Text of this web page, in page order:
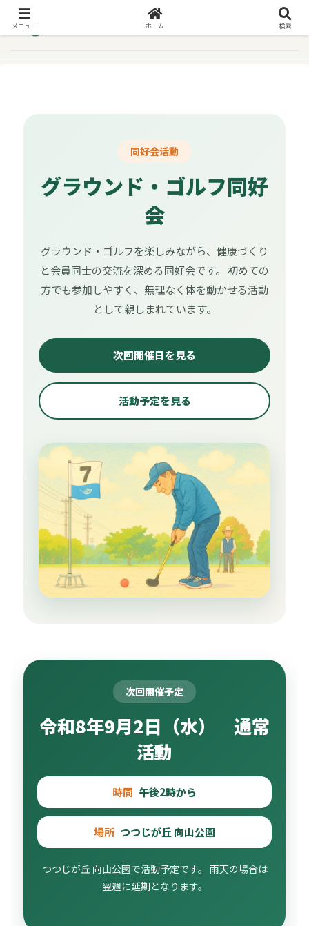
同好会活動
グラウンド・ゴルフ同好
会
グラウンド・ゴルフを楽しみながら、健康づくり
と会員同士の交流を深める同好会です。 初めての
方でも参加しやすく、無理なく体を動かせる活動
として親しまれています。
次回開催日を見る
活動予定を見る
次回開催予定
令和8年9月2日（水） 通常
活動
時間 午後2時から
場所 つつじが丘 向山公園
つつじが丘 向山公園で活動予定です。 雨天の場合は
翌週に延期となります。
メニュー ホーム 検索